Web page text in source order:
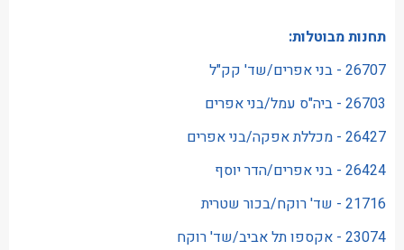
תחנות מבוטלות:
26707 - בני אפרים/שד' קק"ל
26703 - ביה"ס עמל/בני אפרים
26427 - מכללת אפקה/בני אפרים
26424 - בני אפרים/הדר יוסף
21716 - שד' רוקח/בכור שטרית
23074 - אקספו תל אביב/שד' רוקח